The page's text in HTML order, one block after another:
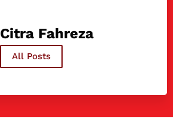
Citra Fahreza
All Posts